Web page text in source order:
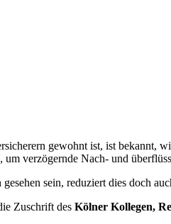
gewohnt ist, ist
um verzögernde Nach- und
sein, reduziert dies doch
Zuschrift des Kölner Kollegen,